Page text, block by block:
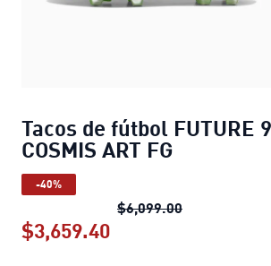
Tacos de fútbol FUTURE
COSMIS ART FG
-40%
$6,099.00Tacos de
$3,659.40